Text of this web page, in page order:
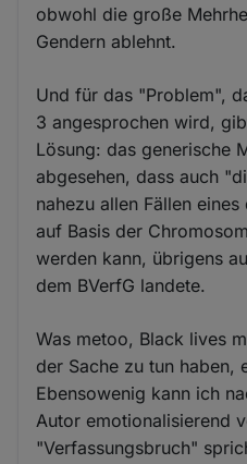
obwohl die große
Gendern ablehnt.
Und für das "Problem",
3 angesprochen wird,
Lösung: das generische
abgesehen, dass auch
nahezu allen Fällen
auf Basis der
werden kann, übrigens
dem BVerfG landete.
Was metoo, Black lives
der Sache zu tun haben,
Ebensowenig kann ich
Autor emotionalisierend
"Verfassungsbruch"